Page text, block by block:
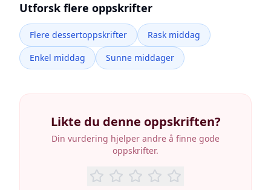
Utforsk flere oppskrifter
Flere dessertoppskrifter
Rask middag
Enkel middag
Sunne middager
Likte du denne oppskriften?
Din vurdering hjelper andre å finne gode
oppskrifter.